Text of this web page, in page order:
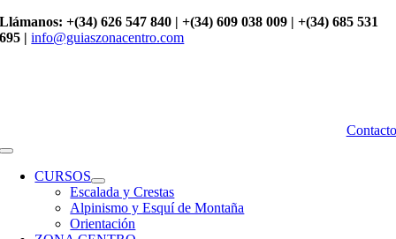
Saltar
al
Llámanos: +(34) 626 547 840 | +(34) 609 038 009 | +(34) 685 531
695 | info@guiaszonacentro.com
Contacto
Toggle
NavigationCURSOS
Escalada y Crestas
Alpinismo y Esquí de Montaña
Orientación